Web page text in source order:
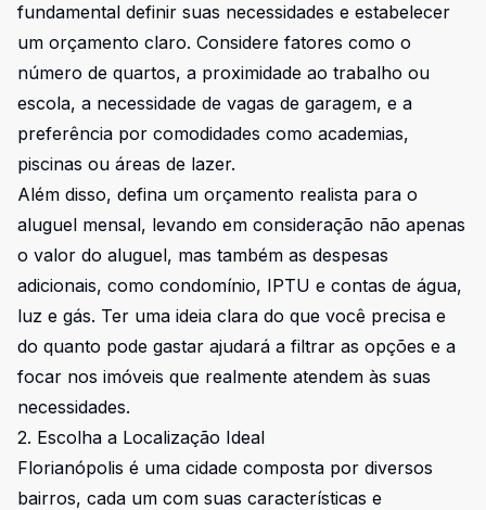
fundamental definir suas necessidades e estabelecer
um orçamento claro. Considere fatores como o
número de quartos, a proximidade ao trabalho ou
escola, a necessidade de vagas de garagem, e a
preferência por comodidades como academias,
piscinas ou áreas de lazer.
Além disso, defina um orçamento realista para o
aluguel mensal, levando em consideração não apenas
o valor do aluguel, mas também as despesas
adicionais, como condomínio, IPTU e contas de água,
luz e gás. Ter uma ideia clara do que você precisa e
do quanto pode gastar ajudará a filtrar as opções e a
focar nos imóveis que realmente atendem às suas
necessidades.
2. Escolha a Localização Ideal
Florianópolis é uma cidade composta por diversos
bairros, cada um com suas características e